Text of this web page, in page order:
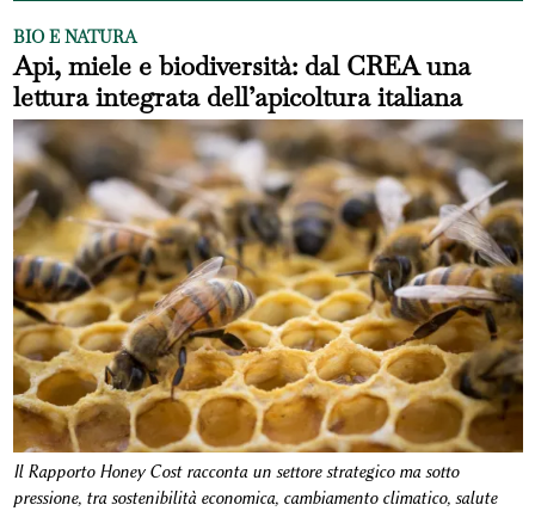
BIO E NATURA
Api, miele e biodiversità: dal CREA una
lettura integrata dell’apicoltura italiana
Il Rapporto Honey Cost racconta un settore strategico ma sotto
pressione, tra sostenibilità economica, cambiamento climatico, salute